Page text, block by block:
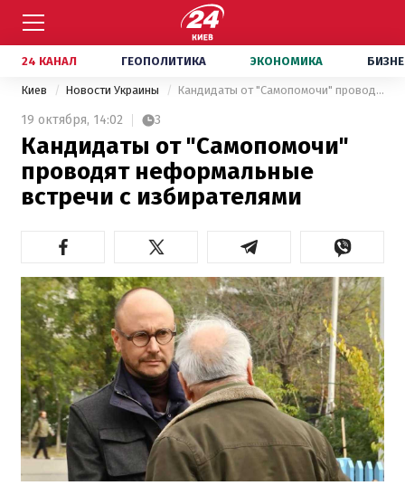
24 КАНАЛ ГЕОПОЛИТИКА ЭКОНОМИКА
Киев Новости Украины Кандидаты от "Самопомочи" проводят неформальные встречи с избирателями
19 октября, 14:02 3
Кандидаты от "Самопомочи"
проводят неформальные
встречи с избирателями